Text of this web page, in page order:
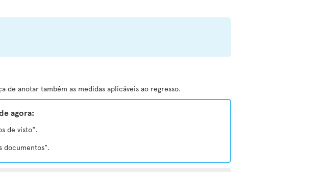
de anotar também as medidas aplicáveis ao regresso.
agora:
de visto".
documentos".